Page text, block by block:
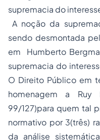
supremacia do
A noção da
sendo desmontada
em Humberto
supremacia do
O Direito Público em
homenagem a Ruy
99/127)para quem tal
normativo por 3(três)
da análise